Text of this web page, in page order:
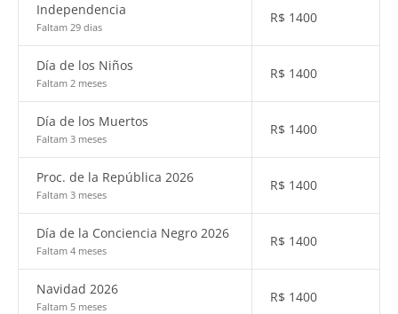
Independencia
Faltam 29 dias
R$ 1400
Día de los Niños
Faltam 2 meses
R$ 1400
Día de los Muertos
Faltam 3 meses
R$ 1400
Proc. de la República 2026
Faltam 3 meses
R$ 1400
Día de la Conciencia Negro 2026
Faltam 4 meses
R$ 1400
Navidad 2026
Faltam 5 meses
R$ 1400